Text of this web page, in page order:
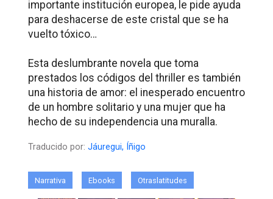
importante institución europea, le pide ayuda
para deshacerse de este cristal que se ha
vuelto tóxico…
Esta deslumbrante novela que toma
prestados los códigos del thriller es también
una historia de amor: el inesperado encuentro
de un hombre solitario y una mujer que ha
hecho de su independencia una muralla.
Traducido por: Jáuregui, Íñigo
Narrativa Ebooks Otraslatitudes